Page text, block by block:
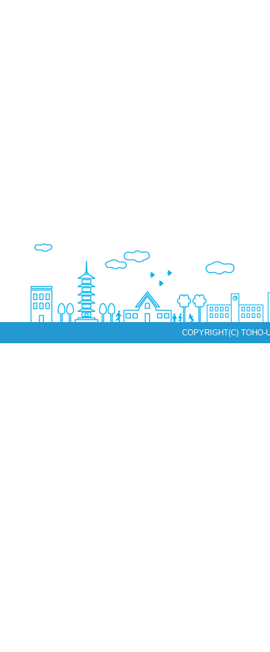
COPYRIGHT(C)